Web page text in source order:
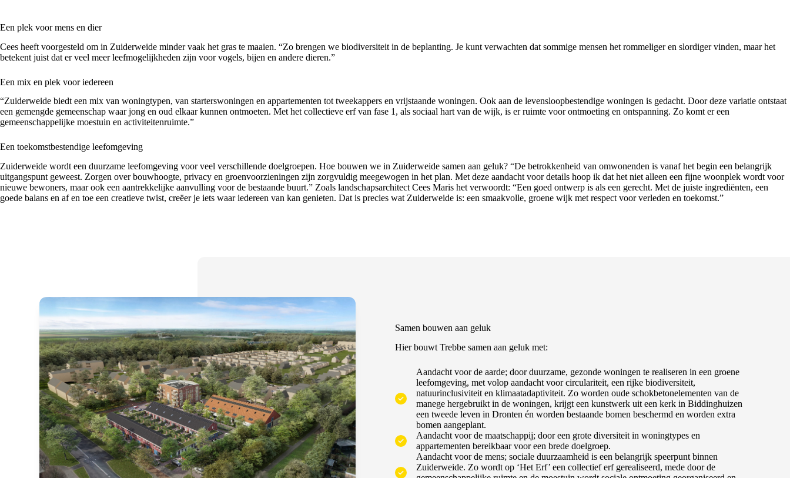
Een plek voor mens en dier
Cees heeft voorgesteld om in Zuiderweide minder vaak het gras te maaien. “Zo brengen we biodiversiteit in de beplanting. Je kunt verwachten dat sommige mensen het rommeliger en slordiger vinden, maar het
betekent juist dat er veel meer leefmogelijkheden zijn voor vogels, bijen en andere dieren.”
Een mix en plek voor iedereen
“Zuiderweide biedt een mix van woningtypen, van starterswoningen en appartementen tot tweekappers en vrijstaande woningen. Ook aan de levensloopbestendige woningen is gedacht. Door deze variatie ontstaat
een gemengde gemeenschap waar jong en oud elkaar kunnen ontmoeten. Met het collectieve erf van fase 1, als sociaal hart van de wijk, is er ruimte voor ontmoeting en ontspanning. Zo komt er een
gemeenschappelijke moestuin en activiteitenruimte.”
Een toekomstbestendige leefomgeving
Zuiderweide wordt een duurzame leefomgeving voor veel verschillende doelgroepen. Hoe bouwen we in Zuiderweide samen aan geluk? “De betrokkenheid van omwonenden is vanaf het begin een belangrijk
uitgangspunt geweest. Zorgen over bouwhoogte, privacy en groenvoorzieningen zijn zorgvuldig meegewogen in het plan. Met deze aandacht voor details hoop ik dat het niet alleen een fijne woonplek wordt voor
nieuwe bewoners, maar ook een aantrekkelijke aanvulling voor de bestaande buurt.” Zoals landschapsarchitect Cees Maris het verwoordt: “Een goed ontwerp is als een gerecht. Met de juiste ingrediënten, een
goede balans en af en toe een creatieve twist, creëer je iets waar iedereen van kan genieten. Dat is precies wat Zuiderweide is: een smaakvolle, groene wijk met respect voor verleden en toekomst.”
Samen bouwen aan geluk
Hier bouwt Trebbe samen aan geluk met:
Aandacht voor de aarde; door duurzame, gezonde woningen te realiseren in een groene
leefomgeving, met volop aandacht voor circulariteit, een rijke biodiversiteit,
natuurinclusiviteit en klimaatadaptiviteit. Zo worden oude schokbetonelementen van de
manege hergebruikt in de woningen, krijgt een kunstwerk uit een kerk in Biddinghuizen
een tweede leven in Dronten én worden bestaande bomen beschermd en worden extra
bomen aangeplant.
Aandacht voor de maatschappij; door een grote diversiteit in woningtypes en
appartementen bereikbaar voor een brede doelgroep.
Aandacht voor de mens; sociale duurzaamheid is een belangrijk speerpunt binnen
Zuiderweide. Zo wordt op ‘Het Erf’ een collectief erf gerealiseerd, mede door de